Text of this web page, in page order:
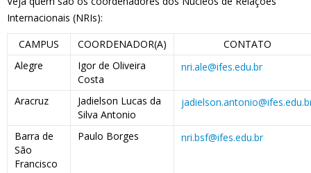
Internacionais (NRIs):
CAMPUS
COORDENADOR(A)
CONTATO
Alegre
Igor de Oliveira
Costa
nri.ale@ifes.edu.br
Aracruz
Jadielson Lucas da
Silva Antonio
Barra de
São
Francisco
Paulo Borges nri.bsf@ifes.edu.br